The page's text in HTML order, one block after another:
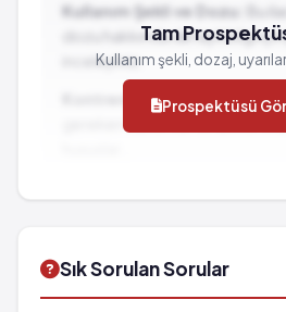
Kullanım Şekli ve Dozu:
Bu
dozu hakkında detaylı bilgi
inceleyiniz.
Kontrendikasyonlar:İlacın
gereken durumlar ve dikkat
Tam
Kullanım şekli, dozaj,
Prospektüsü
Sık Sorulan Sorular